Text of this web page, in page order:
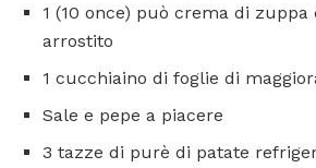
1 (10 once) può crema di
arrostito
1 cucchiaino di foglie di
Sale e pepe a piacere
3 tazze di purè di patate